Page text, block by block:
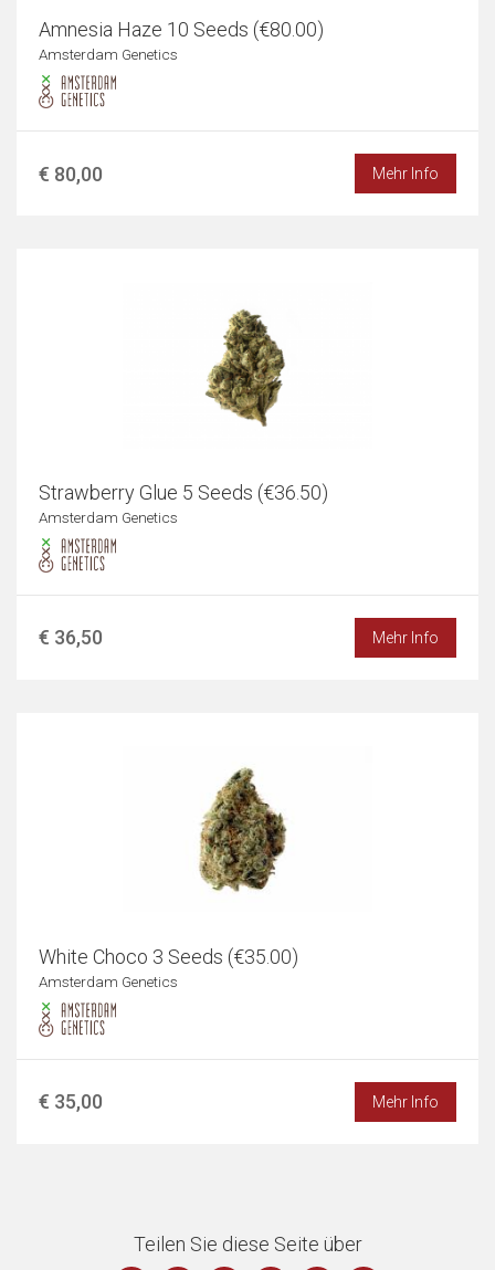
Amnesia Haze 10 Seeds (€80.00)
Amsterdam Genetics
€ 80,00 Mehr Info
Strawberry Glue 5 Seeds (€36.50)
Amsterdam Genetics
€ 36,50 Mehr Info
White Choco 3 Seeds (€35.00)
Amsterdam Genetics
€ 35,00 Mehr Info
Teilen Sie diese Seite über